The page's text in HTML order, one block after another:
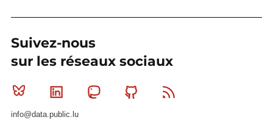
Suivez-nous
sur les réseaux sociaux
Bluesky Linkedin MastodonGithub
info@data.public.lu